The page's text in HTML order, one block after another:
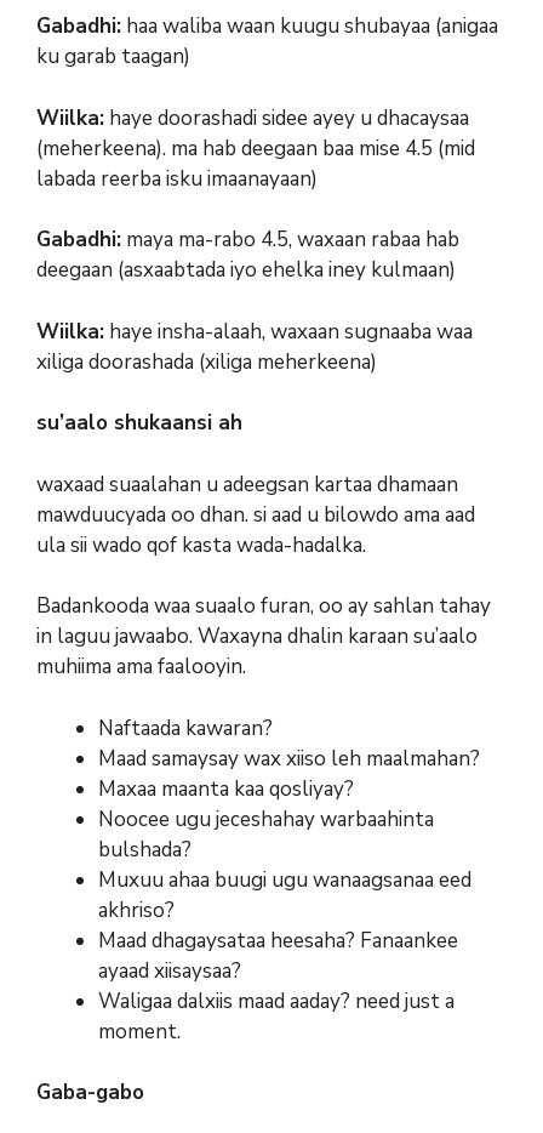
Gabadhi: haa waliba waan kuugu shubayaa (anigaa
ku garab taagan)
Wiilka: haye doorashadi sidee ayey u dhacaysaa
(meherkeena). ma hab deegaan baa mise 4.5 (mid
labada reerba isku imaanayaan)
Gabadhi: maya ma-rabo 4.5, waxaan rabaa hab
deegaan (asxaabtada iyo ehelka iney kulmaan)
Wiilka: haye insha-alaah, waxaan sugnaaba waa
xiliga doorashada (xiliga meherkeena)
su’aalo shukaansi ah
waxaad suaalahan u adeegsan kartaa dhamaan
mawduucyada oo dhan. si aad u bilowdo ama aad
ula sii wado qof kasta wada-hadalka.
Badankooda waa suaalo furan, oo ay sahlan tahay
in laguu jawaabo. Waxayna dhalin karaan su’aalo
muhiima ama faalooyin.
Naftaada kawaran?
Maad samaysay wax xiiso leh maalmahan?
Maxaa maanta kaa qosliyay?
Noocee ugu jeceshahay warbaahinta
bulshada?
Muxuu ahaa buugi ugu wanaagsanaa eed
akhriso?
Maad dhagaysataa heesaha? Fanaankee
ayaad xiisaysaa?
Waligaa dalxiis maad aaday? need just a
moment.
Gaba-gabo